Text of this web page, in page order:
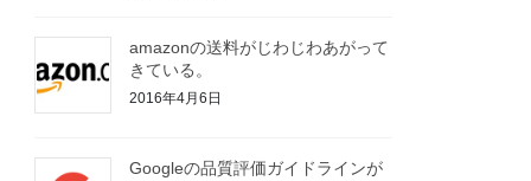
amazonの送料がじわじわあがって
きている。
2016年4月6日
Googleの品質評価ガイドラインが